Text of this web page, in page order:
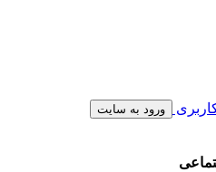
ورود به سایت